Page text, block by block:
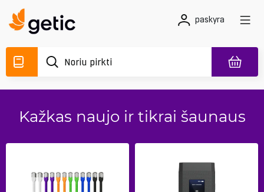
paskyra
Kažkas naujo ir tikrai šaunaus